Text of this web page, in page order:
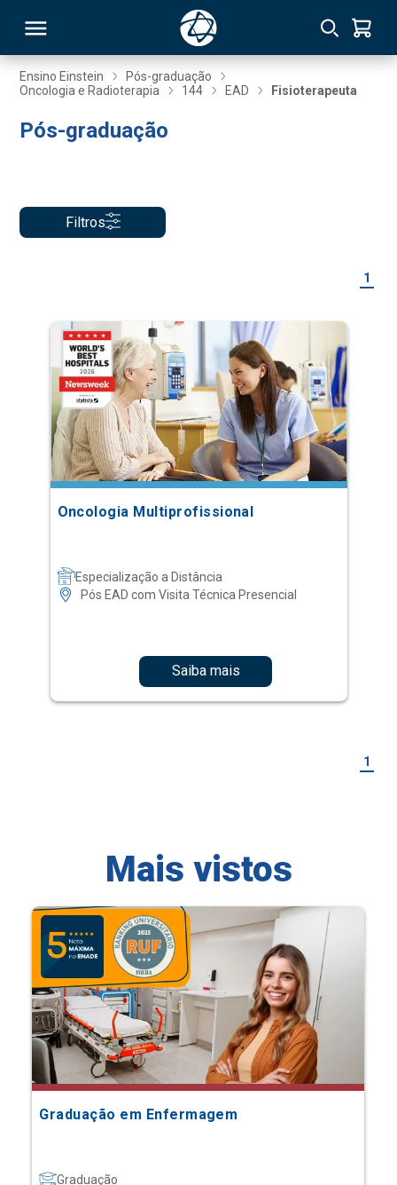
Ensino Einstein
Pós-graduação
Oncologia e Radioterapia
144 EAD Fisioterapeuta
Pós-graduação
Filtros
1
Oncologia Multiprofissional
Especialização a Distância
Pós EAD com Visita Técnica Presencial
Saiba mais
1
Mais vistos
Graduação em Enfermagem
Graduação